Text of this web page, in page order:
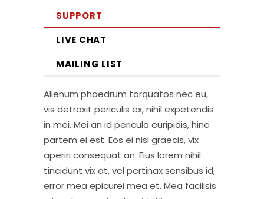
SUPPORT
LIVE CHAT
MAILING LIST
Alienum phaedrum torquatos nec eu,
vis detraxit periculis ex, nihil expetendis
in mei. Mei an id pericula euripidis, hinc
partem ei est. Eos ei nisl graecis, vix
aperiri consequat an. Eius lorem nihil
tincidunt vix at, vel pertinax sensibus id,
error mea epicurei mea et. Mea facilisis